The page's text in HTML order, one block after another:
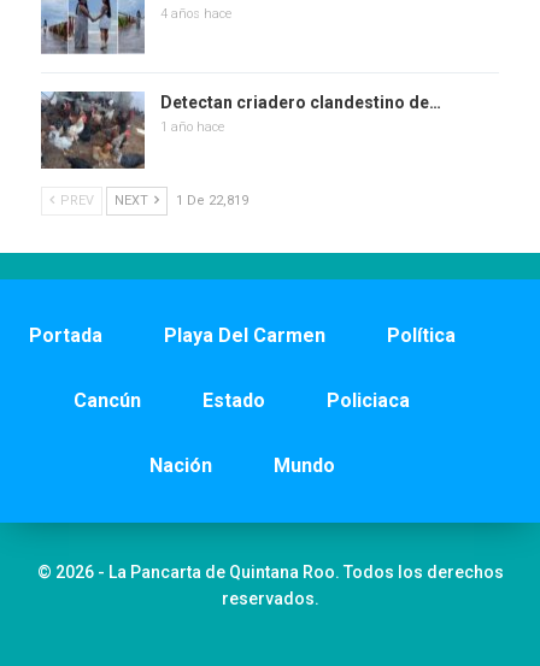
4 años hace
Detectan criadero clandestino de…
1 año hace
PREV NEXT 1 De 22,819
Portada Playa Del Carmen Política
Cancún Estado Policiaca
Nación Mundo
© 2026 - La Pancarta de Quintana Roo. Todos los derechos
reservados.